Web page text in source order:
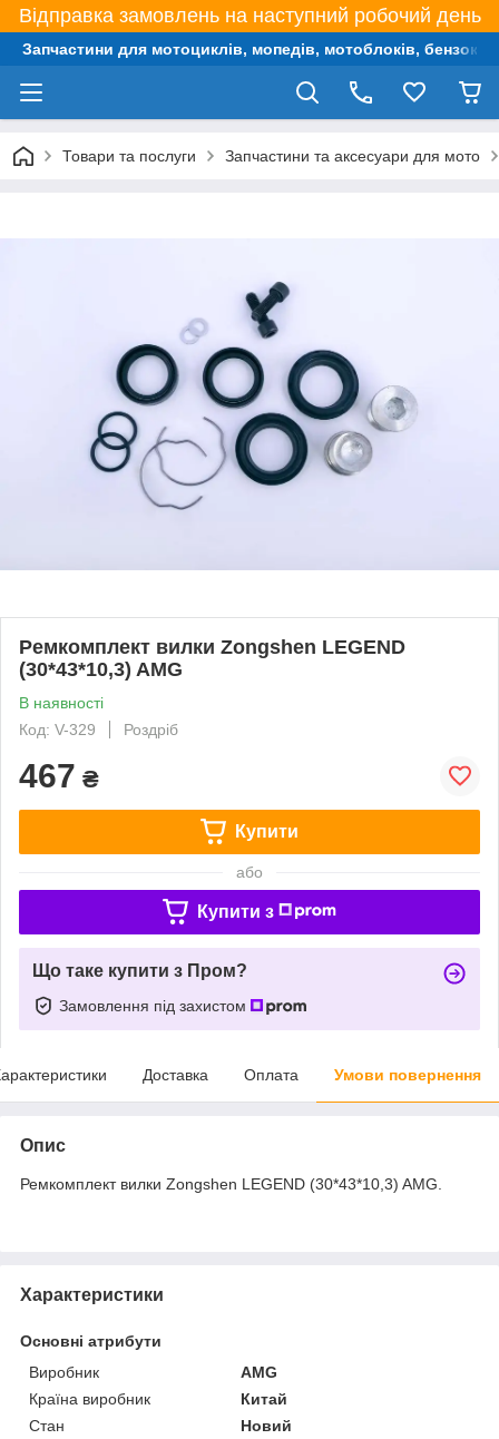
Відправка замовлень на наступний робочий день
Запчастини для мотоциклів, мопедів, мотоблоків,
Товари та послуги Запчастини та аксесуари для мото
Ремкомплект вилки Zongshen LEGEND
(30*43*10,3) AMG
В наявності
Код: V-329
Роздріб
467 ₴
Купити
або
Купити з
Що таке купити з Пром?
Замовлення під захистом
Доставка Оплата Умови повернення
Опис
Ремкомплект вилки Zongshen LEGEND (30*43*10,3) AMG.
Характеристики
Основні атрибути
Виробник
AMG
Країна виробник
Китай
Стан
Новий